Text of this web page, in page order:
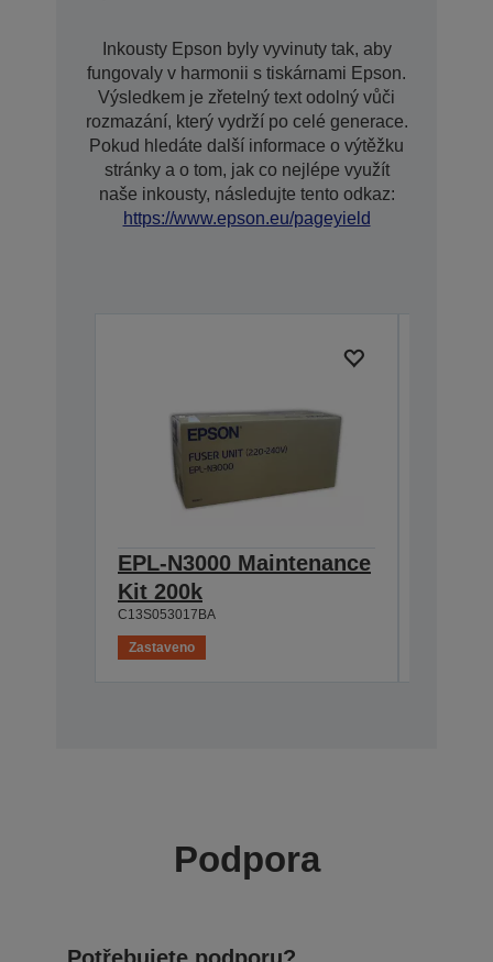
Inkousty Epson byly vyvinuty tak, aby
fungovaly v harmonii s tiskárnami Epson.
Výsledkem je zřetelný text odolný vůči
rozmazání, který vydrží po celé generace.
Pokud hledáte další informace o výtěžku
stránky a o tom, jak co nejlépe využít
naše inkousty, následujte tento odkaz:
https://www.epson.eu/pageyield
EPL-N3000 Maintenance
Kit 200k
C13S053017BA
Zastaveno
Podpora